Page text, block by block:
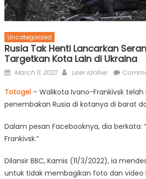
Uncategorized
Rusia Tak Henti Lancarkan
Targetkan Kota Lain di Ukraina
Posted
March 11, 2022 Author
user idnlive
Totogel – Walikota Ivano-Frankivsk
penembakan Rusia di kotanya di barat
Dalam pesan Facebooknya, dia berkata:
Frankivsk.”
Dilansir BBC, Kamis (11/3/2022), ia
untuk tidak membagikan foto dan video